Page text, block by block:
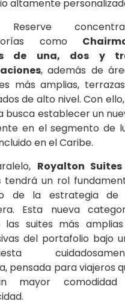
altamente
como
de una, dos y
, además de
más amplias,
de alto nivel. Con
busca establecer un
en el segmento de
en el Caribe.
Royalton
tendrá un rol
de la estrategia de
Esta nueva
las suites más
del portafolio bajo
pensada para viajeros
mayor